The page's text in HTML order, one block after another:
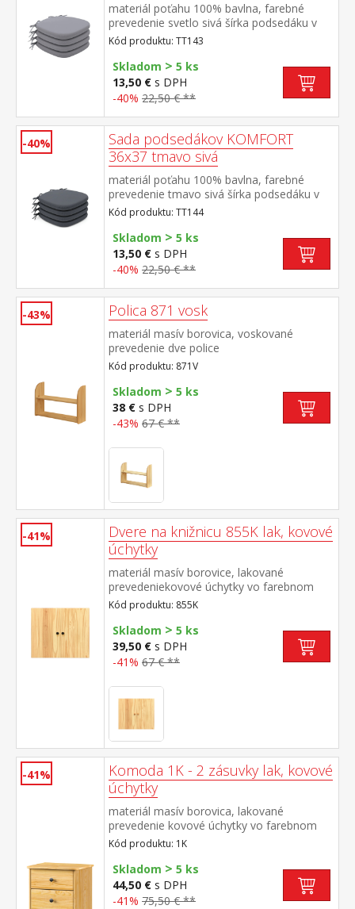
materiál poťahu 100% bavlna, farebné
prevedenie svetlo sivá šírka podsedáku v
užšej časti 24 cm, v rohoch všité šnúrky na
pripevnenie poťah snímateľný a prateľný do
40 °C materiál výplne 100% PU (molitan)
balenie obsahuje 4 kusy podsedákov
Kód produktu: TT143
Skladom > 5 ks
13,50 € s DPH
-40% 22,50 € **
-40%
Sada podsedákov KOMFORT
36x37 tmavo sivá
materiál poťahu 100% bavlna, farebné
prevedenie tmavo sivá šírka podsedáku v
užšej časti 24 cm, v rohoch všité šnúrky na
pripevnenie poťah snímateľný a prateľný do
40 °C materiál výplne 100% PU (molitan)
balenie obsahuje 4 kusy podsedákov
Kód produktu: TT144
Skladom > 5 ks
13,50 € s DPH
-40% 22,50 € **
-43% Polica 871 vosk
materiál masív borovica, voskované
prevedenie dve police
Kód produktu: 871V
Skladom > 5 ks
38 € s DPH
-43% 67 € **
-41%
Dvere na knižnicu 855K lak, kovové
úchytky
materiál masív borovice, lakované
prevedeniekovové úchytky vo farebnom
prevedení čierna mosadzpríslušenstvo pre
knižnice 851 alebo 853
Kód produktu: 855K
Skladom > 5 ks
39,50 € s DPH
-41% 67 € **
-41%
Komoda 1K - 2 zásuvky lak, kovové
úchytky
materiál masív borovica, lakované
prevedenie kovové úchytky vo farebnom
prevedení černená mosadz 2 zásuvky s
kovovými pojazdmi, hĺbka zásuvky 27,5 cm
Kód produktu: 1K
Skladom > 5 ks
44,50 € s DPH
-41% 75,50 € **